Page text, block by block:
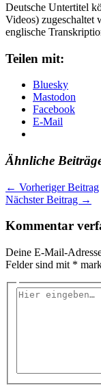
Deutsche Untertitel
Videos) zugeschaltet
englische
Teilen mit:
Bluesky
Mastodon
Facebook
E-Mail
Ähnliche
← Vorheriger Beitrag
Nächster Beitrag →
Kommentar
Deine E-Mail-
Felder sind mit *
Hier